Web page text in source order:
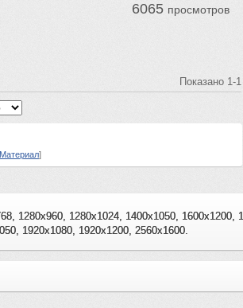
6065 просмотров
Показано 1-1
Материал]
1280x960, 1280x1024, 1400x1050,
1920x1080, 1920x1200, 2560x1600.